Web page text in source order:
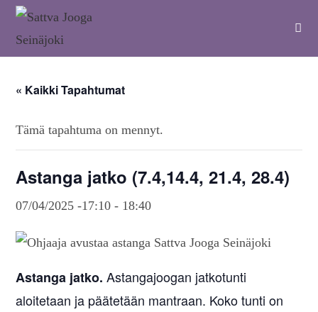
« Kaikki Tapahtumat
Tämä tapahtuma on mennyt.
Astanga jatko (7.4,14.4, 21.4, 28.4)
07/04/2025 -17:10 - 18:40
Astanga jatko. Astangajoogan jatkotunti
aloitetaan ja päätetään mantraan. Koko tunti on